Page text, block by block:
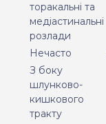
торакальні та
медіастинальні
розлади
Нечасто
З боку
шлунково-
кишкового
тракту